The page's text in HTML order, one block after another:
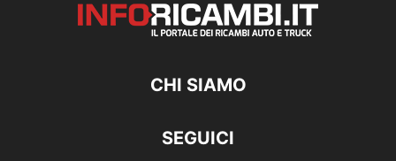
CHI SIAMO
SEGUICI